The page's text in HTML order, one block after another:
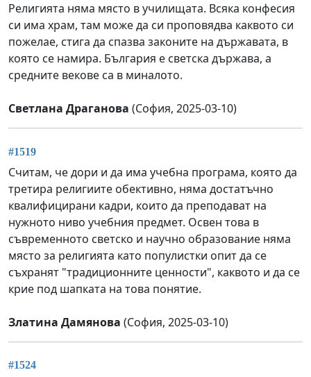
Религията няма място в училищата. Всяка конфесия
си има храм, там може да си проповядва каквото си
пожелае, стига да спазва законите на държавата, в
която се намира. България е светска държава, а
средните векове са в миналото.
Светлана Драганова (София, 2025-03-10)
#1519
Считам, че дори и да има учебна програма, която да
третира религиите обективно, няма достатъчно
квалифицирани кадри, които да преподават на
нужното ниво учебния предмет. Освен това в
съвременното светско и научно образование няма
място за религията като популистки опит да се
съхранят "традиционните ценности", каквото и да се
крие под шапката на това понятие.
Златина Дамянова (София, 2025-03-10)
#1524